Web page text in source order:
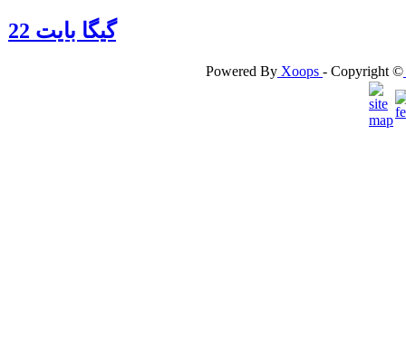
گيگا بايت 22
Powered By Xoops - Copyright ©